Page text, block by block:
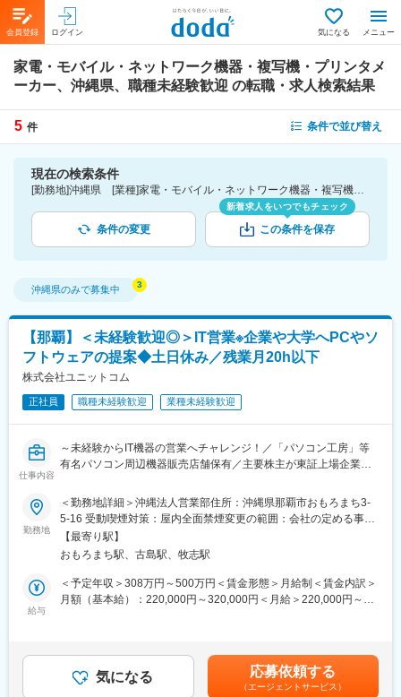
会員登録 ログイン 気になる メニュー
家電・モバイル・ネットワーク機器・複写機・プリンタメ
ーカー、沖縄県、職種未経験歓迎 の転職・求人検索結果
5 件 条件で並び替え
現在の検索条件
[勤務地]沖縄県 [業種]家電・モバイル・ネットワーク機器・複写機・プリンタメーカー-メーカー（機械・電気）業界 [こだわり条件ピックアップ]職種未経験歓迎 [詳細条件](募集・採用情報)職種未経験歓迎
条件の変更
新着求人をいつでもチェック
この条件を保存
沖縄県のみで募集中
【那覇】＜未経験歓迎◎＞IT営業※企業や大学へPCやソ
フトウェアの提案◆土日休み／残業月20h以下
株式会社ユニットコム
正社員 職種未経験歓迎 業種未経験歓迎
仕事内容
～未経験からIT機器の営業へチャレンジ！／「パソコン工房」等
有名パソコン周辺機器販売店舗保有／主要株主が東証上場企業で
■当社について：
ゲーミングPCやハイスペックPCといったオーダーメイドパソコ
ンを扱う専門店ではシェアトップクラスです！
全国各地に展開し、通販部門から法人部門まで、地域密着型の店
舗でアフターフォローしております。
自社でパソコンを組み立てできる事から、パソコン初心者のお客
■業務内容：
パソコンや周辺機器の販売から修理・アフターサービスまでトー
タルにサポートしている当社にて、パソコンやその周辺機器、ソ
勤務地
＜勤務地詳細＞沖縄法人営業部住所：沖縄県那覇市おもろまち3-
5-16 受動喫煙対策：屋内全面禁煙変更の範囲：会社の定める事業
所【最寄り駅】
おもろまち駅、古島駅、牧志駅
給与
＜予定年収＞308万円～500万円＜賃金形態＞月給制＜賃金内訳＞
月額（基本給）：220,000円～320,000円＜月給＞220,000円～
気になる 応募依頼する
（エージェントサービス）